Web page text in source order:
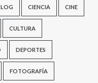
CIENCIA CINE
CULTURA
DEPORTES
FOTOGRAFÍA